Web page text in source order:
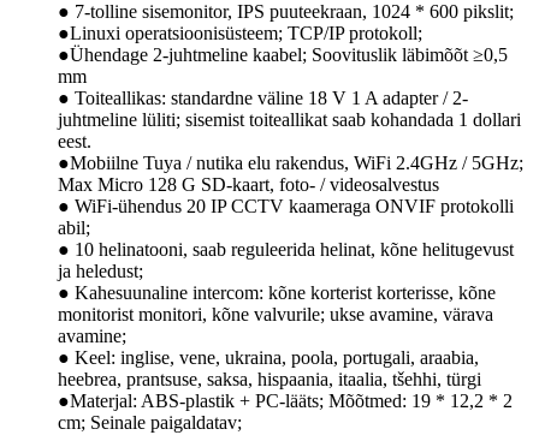
● 7-tolline sisemonitor, IPS puuteekraan, 1024 * 600 pikslit;
●Linuxi operatsioonisüsteem; TCP/IP protokoll;
●Ühendage 2-juhtmeline kaabel; Soovituslik läbimõõt ≥0,5
mm
● Toiteallikas: standardne väline 18 V 1 A adapter / 2-
juhtmeline lüliti; sisemist toiteallikat saab kohandada 1 dollari
eest.
●Mobiilne Tuya / nutika elu rakendus, WiFi 2.4GHz / 5GHz;
Max Micro 128 G SD-kaart, foto- / videosalvestus
● WiFi-ühendus 20 IP CCTV kaameraga ONVIF protokolli
abil;
● 10 helinatooni, saab reguleerida helinat, kõne helitugevust
ja heledust;
● Kahesuunaline intercom: kõne korterist korterisse, kõne
monitorist monitori, kõne valvurile; ukse avamine, värava
avamine;
● Keel: inglise, vene, ukraina, poola, portugali, araabia,
heebrea, prantsuse, saksa, hispaania, itaalia, tšehhi, türgi
●Materjal: ABS-plastik + PC-lääts; Mõõtmed: 19 * 12,2 * 2
cm; Seinale paigaldatav;